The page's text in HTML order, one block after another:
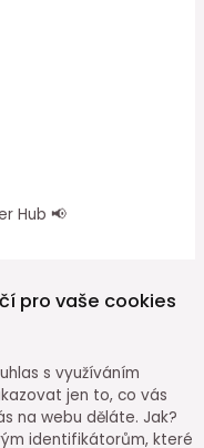
Hub 📢
pro vaše cookies
s využíváním
jen to, co vás
na webu děláte. Jak?
identifikátorům, které